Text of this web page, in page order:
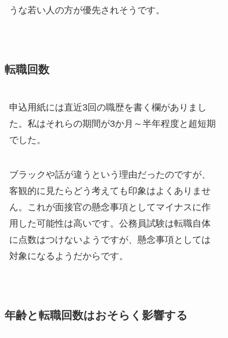
うな若い人の方が優先されそうです。
転職回数
申込用紙には直近3回の職歴を書く欄がありまし
た。私はそれらの期間が3か月～半年程度と超短期
でした。
ブラックや話が違うという理由だったのですが、
客観的に見たらどう考えても印象はよくありませ
ん。これが面接官の懸念事項としてマイナスに作
用した可能性は高いです。公務員試験は転職自体
に点数はつけないようですが、懸念事項としては
対象になるようだからです。
年齢と転職回数はおそらく影響する